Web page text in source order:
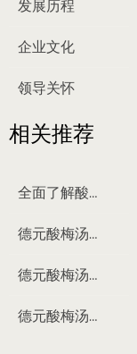
发展历程
企业文化
领导关怀
相关推荐
全面了解酸梅汤
德元酸梅汤来历
德元酸梅汤制作过程
德元酸梅汤多少钱